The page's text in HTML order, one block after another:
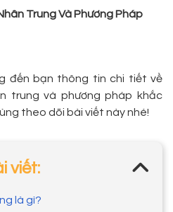
Trung Và Phương Pháp
đến bạn thông tin chi tiết về
trung và phương pháp khắc
theo dõi bài viết này nhé!
viết:
là gì?